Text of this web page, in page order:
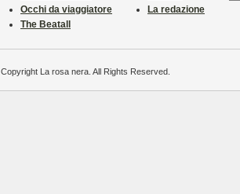
Occhi da viaggiatore
The Beatall
La redazione
Copyright La rosa nera. All Rights Reserved.